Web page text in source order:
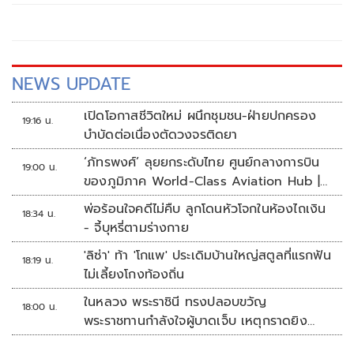
NEWS UPDATE
19:16 น.
เปิดโอกาสชีวิตใหม่ ผนึกชุมชน-ฝ่ายปกครอง
บำบัดต่อเนื่องตัดวงจรติดยา
19:00 น.
‘ภัทรพงศ์’ ลุยยกระดับไทย ศูนย์กลางการบิน
ของภูมิภาค World-Class Aviation Hub |
ห้องข่าวไทยโพสต์สุดสัปดาห์
18:34 น.
พ่อร้อนใจคดีไม่คืบ ลูกโดนหัวโจกในห้องไถเงิน
- จี้บุหรี่ตามร่างกาย
18:19 น.
'ลิซ่า' ท้า 'โกแพ' ประเดิมบ้านใหญ่สตูลที่แรกฟัน
ไม่เลี้ยงโกงท้องถิ่น
18:00 น.
ในหลวง พระราชินี ทรงปลอบขวัญ
พระราชทานกำลังใจผู้บาดเจ็บ เหตุกราดยิง
รร.เทพศิรินทร์นนทบุรี